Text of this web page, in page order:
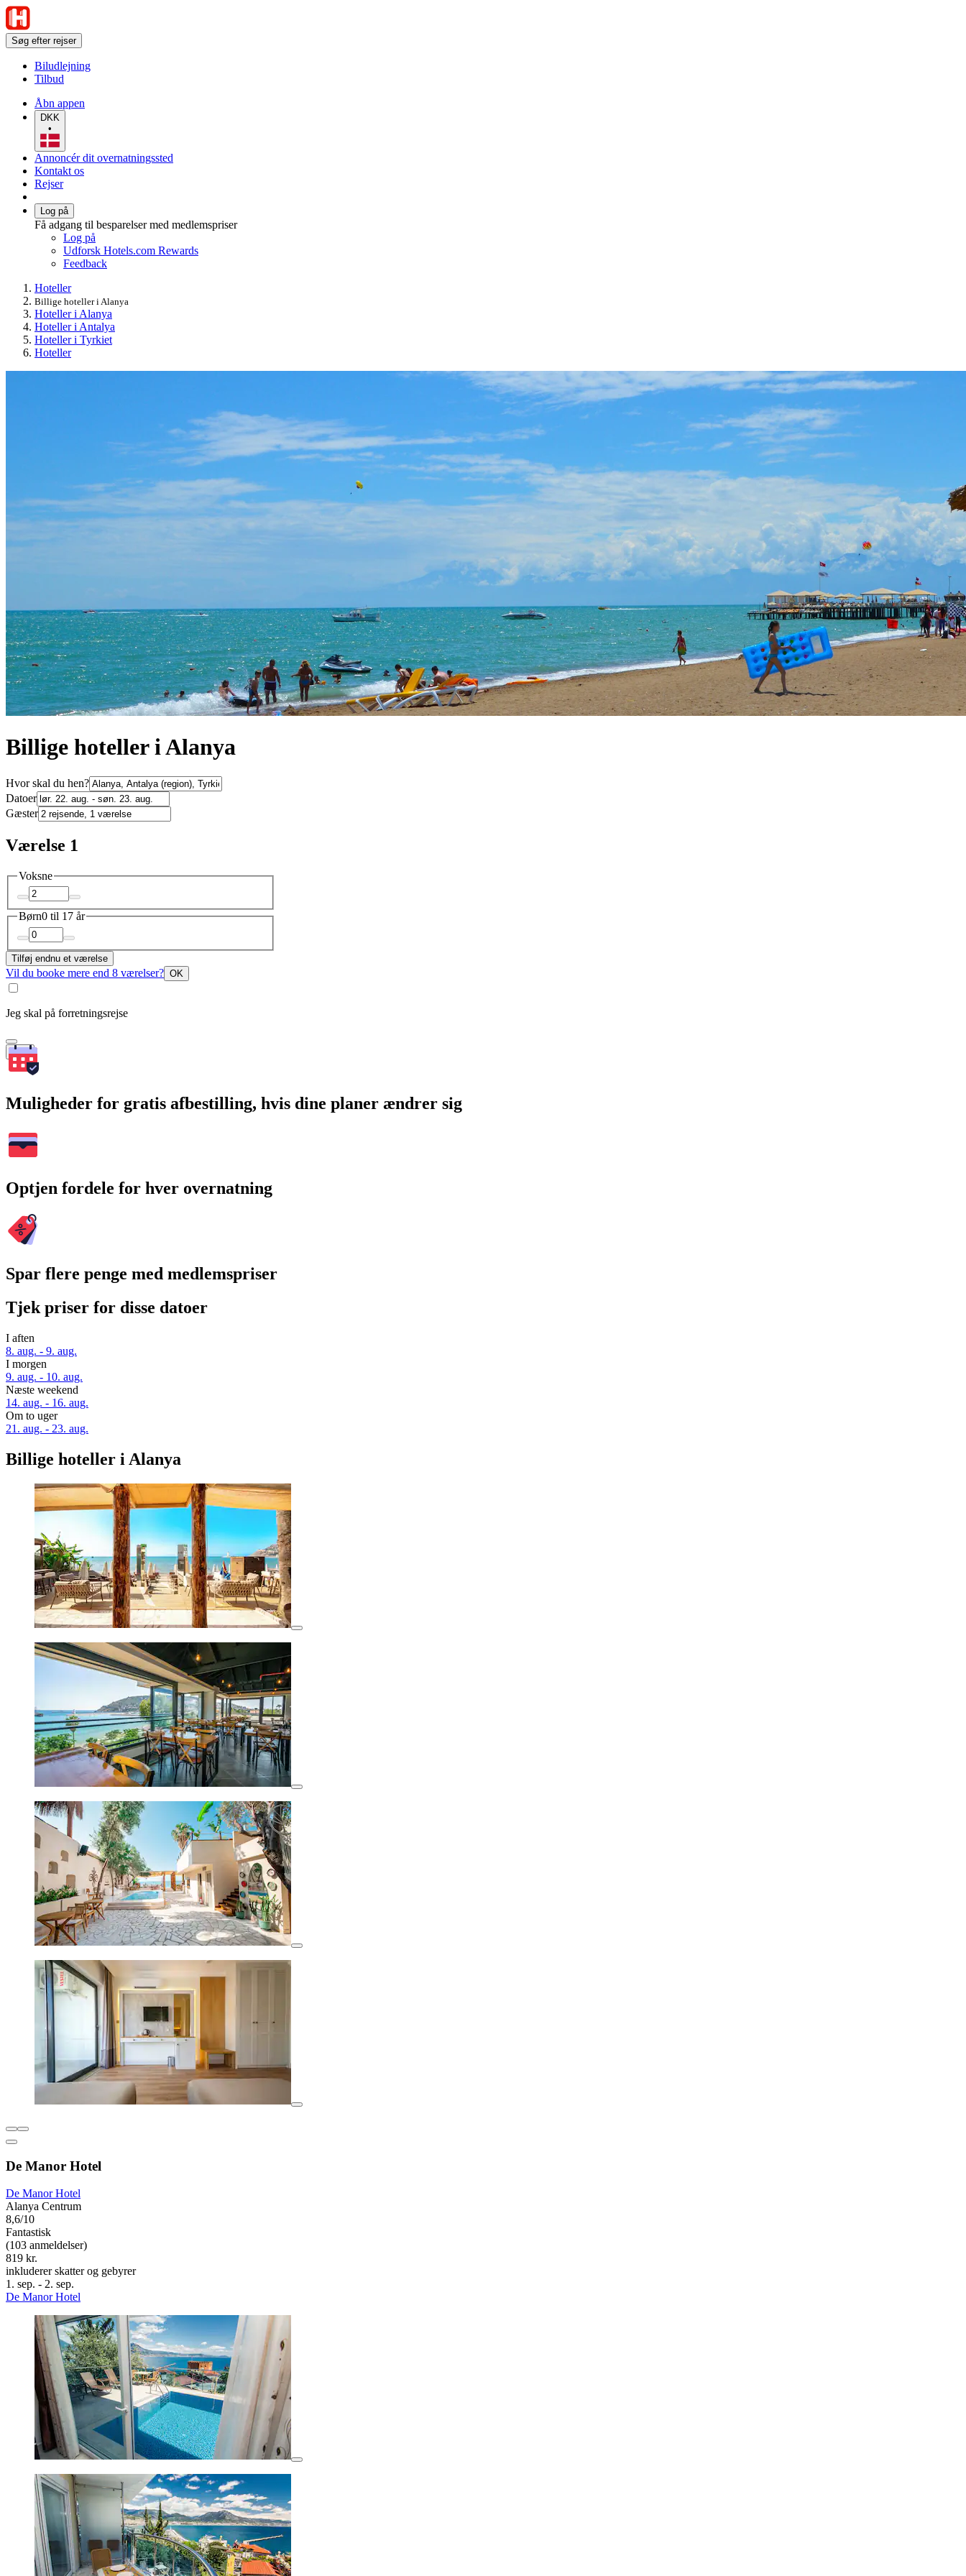
Søg efter rejser
Biludlejning
Tilbud
Åbn appen
DKK
•
Annoncér dit overnatningssted
Kontakt os
Rejser
Log på
Få adgang til besparelser med medlemspriser
Log på
Udforsk Hotels.com Rewards
Feedback
Hoteller
Billige hoteller i Alanya
Hoteller i Alanya
Hoteller i Antalya
Hoteller i Tyrkiet
Hoteller
Billige hoteller i Alanya
Hvor skal du hen?
Datoer
Gæster
Værelse 1
Voksne
Børn0 til 17 år
Tilføj endnu et værelse
Vil du booke mere end 8 værelser? OK
Jeg skal på forretningsrejse
Søg
Muligheder for gratis afbestilling, hvis dine planer ændrer sig
Optjen fordele for hver overnatning
Spar flere penge med medlemspriser
Tjek priser for disse datoer
I aften
8. aug. - 9. aug.
I morgen
9. aug. - 10. aug.
Næste weekend
14. aug. - 16. aug.
Om to uger
21. aug. - 23. aug.
Billige hoteller i Alanya
De Manor Hotel
De Manor Hotel
Alanya Centrum
8,6/10
Fantastisk
(103 anmeldelser)
819 kr.
inkluderer skatter og gebyrer
1. sep. - 2. sep.
De Manor Hotel